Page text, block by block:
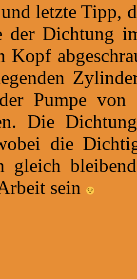
letzte Tipp,
der Dichtung
Kopf
Pumpe von
Die
die
gleich
sein